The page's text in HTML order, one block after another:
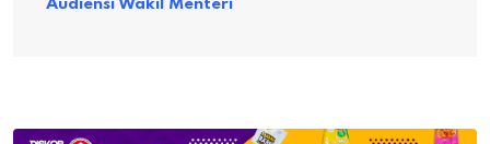
Audiensi Wakil Menteri